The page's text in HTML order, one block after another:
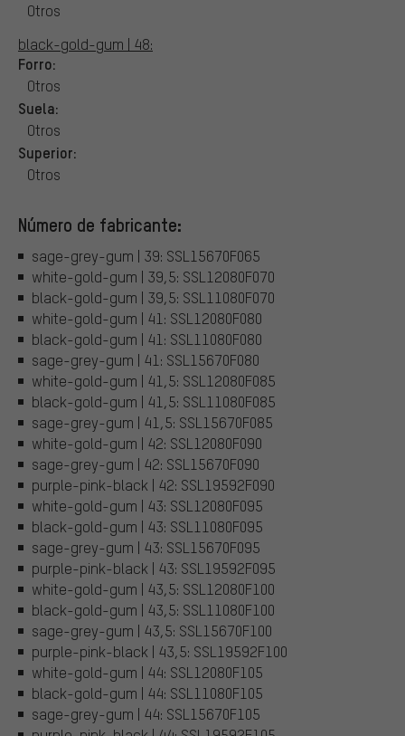
Otros
black-gold-gum | 48:
Forro:
Otros
Suela:
Otros
Superior:
Otros
Número de fabricante:
sage-grey-gum | 39: SSL15670F065
white-gold-gum | 39,5: SSL12080F070
black-gold-gum | 39,5: SSL11080F070
white-gold-gum | 41: SSL12080F080
black-gold-gum | 41: SSL11080F080
sage-grey-gum | 41: SSL15670F080
white-gold-gum | 41,5: SSL12080F085
black-gold-gum | 41,5: SSL11080F085
sage-grey-gum | 41,5: SSL15670F085
white-gold-gum | 42: SSL12080F090
sage-grey-gum | 42: SSL15670F090
purple-pink-black | 42: SSL19592F090
white-gold-gum | 43: SSL12080F095
black-gold-gum | 43: SSL11080F095
sage-grey-gum | 43: SSL15670F095
purple-pink-black | 43: SSL19592F095
white-gold-gum | 43,5: SSL12080F100
black-gold-gum | 43,5: SSL11080F100
sage-grey-gum | 43,5: SSL15670F100
purple-pink-black | 43,5: SSL19592F100
white-gold-gum | 44: SSL12080F105
black-gold-gum | 44: SSL11080F105
sage-grey-gum | 44: SSL15670F105